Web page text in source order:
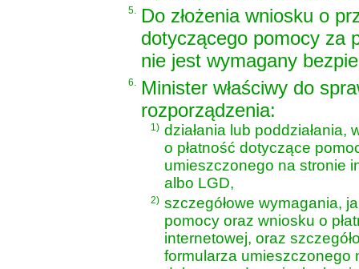
5. Do złożenia wniosku o
dotyczącego pomocy za
nie jest wymagany
6. Minister właściwy do
rozporządzenia:
1) działania lub
o płatność dotyczące
umieszczonego na stronie
albo LGD,
2) szczegółowe wymagania,
pomocy oraz wniosku o
internetowej, oraz
formularza umieszczonego